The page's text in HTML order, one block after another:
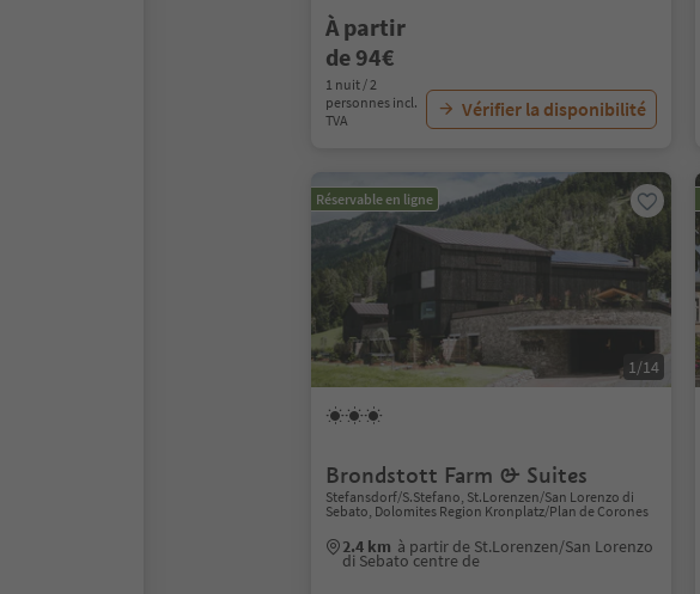
À partir
de 94€
1 nuit / 2
personnes incl.
TVA
Vérifier la disponibilité
Réservable en ligne
1/14
Brondstott Farm & Suites
Stefansdorf/S.Stefano, St.Lorenzen/San Lorenzo di
Sebato, Dolomites Region Kronplatz/Plan de Corones
2.4 km à partir de St.Lorenzen/San Lorenzo
di Sebato centre de